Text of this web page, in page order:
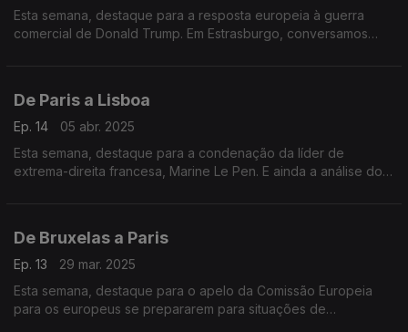
Esta semana, destaque para a resposta europeia à guerra
comercial de Donald Trump. Em Estrasburgo, conversamos
De Paris a Lisboa
Ep. 14
05 abr. 2025
Esta semana, destaque para a condenação da líder de
extrema-direita francesa, Marine Le Pen. E ainda a análise do
De Bruxelas a Paris
Ep. 13
29 mar. 2025
Esta semana, destaque para o apelo da Comissão Europeia
para os europeus se prepararem para situações de